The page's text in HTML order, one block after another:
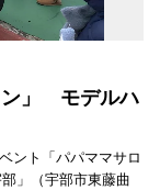
ン」 モデルハ
ント「パパママサロ
」（宇部市東藤曲